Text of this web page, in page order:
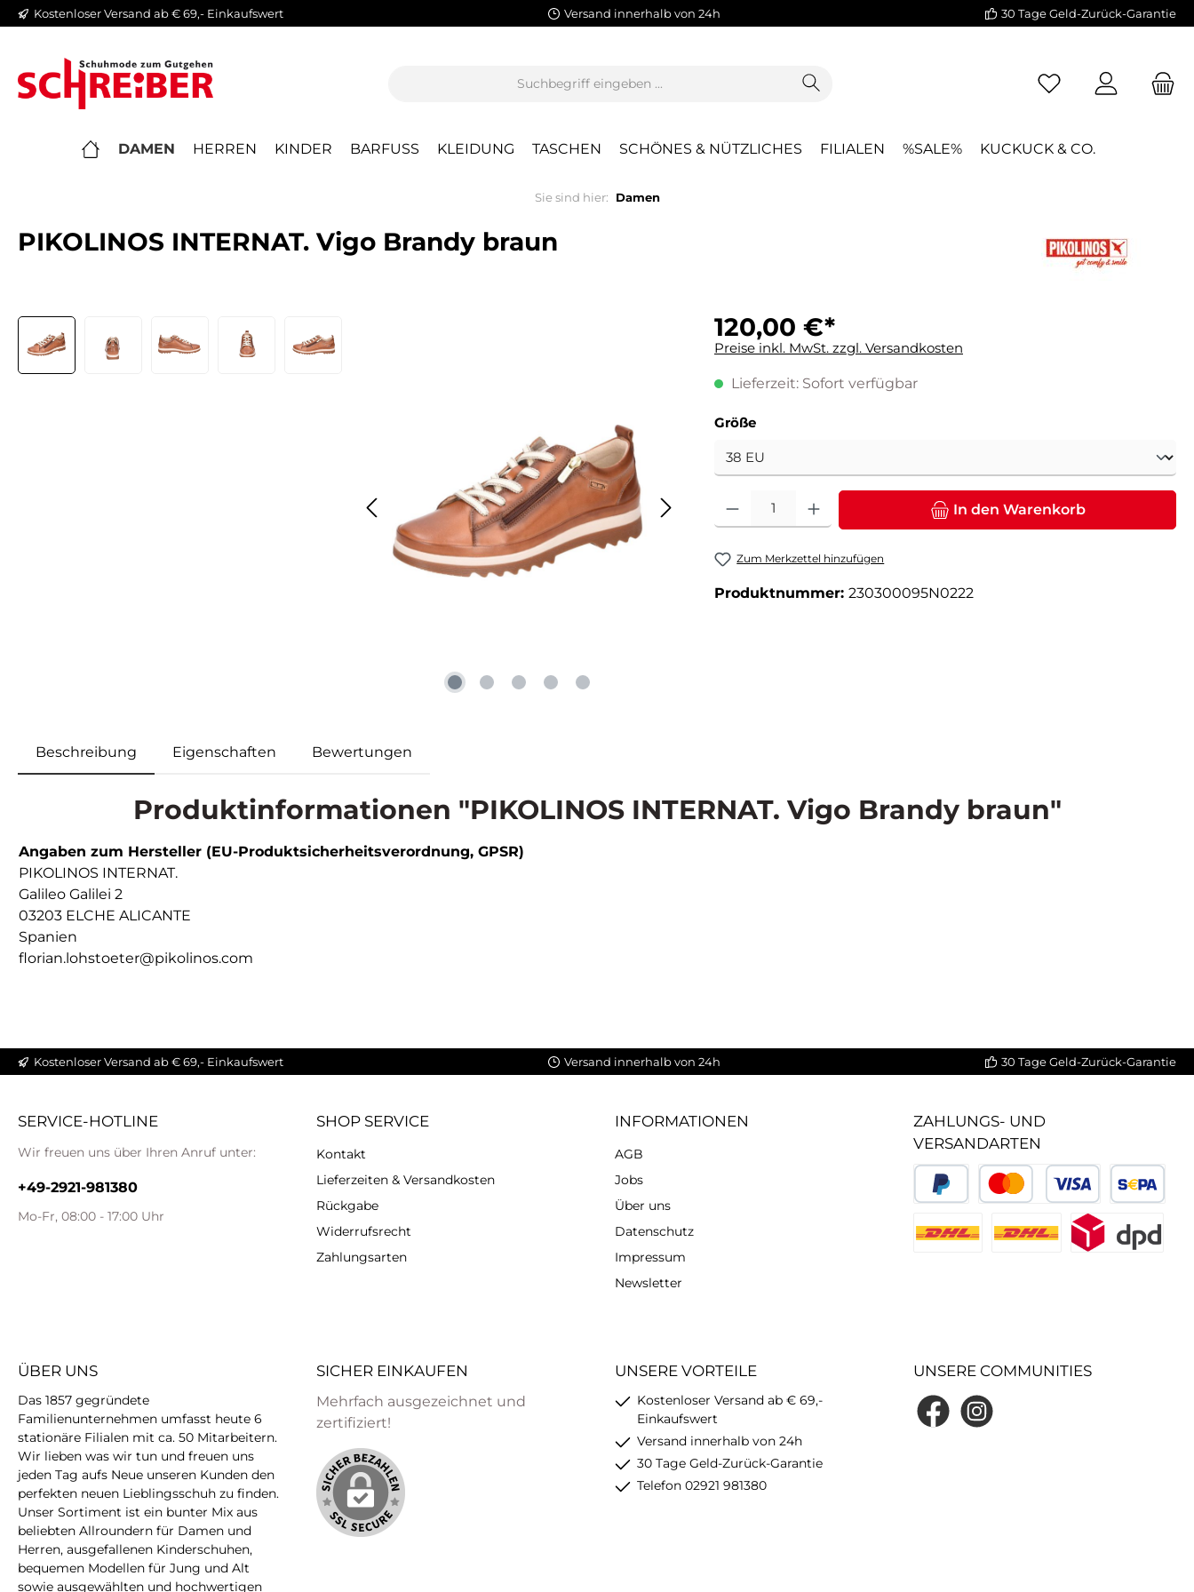
Zur Hauptnavigation springen
Kostenloser Versand ab € 69,- Einkaufswert Versand innerhalb von 24h 30 Tage Geld-Zurück-Garantie
DAMEN HERREN KINDER BARFUSS KLEIDUNG TASCHEN SCHÖNES & NÜTZLICHES FILIALEN %SALE% KUCKUCK & CO.
Sie sind hier: Damen
PIKOLINOS INTERNAT. Vigo Brandy braun
Bildergalerie überspringen 120,00 €*
Preise inkl. MwSt. zzgl. Versandkosten
Lieferzeit: Sofort verfügbar
Größeauswählen
Produkt Anzahl: Gib den gewünschten Wert ein oder benutze die Schaltflächen um die
In den Warenkorb
Zum Merkzettel hinzufügen
Produktnummer: 230300095N0222
Beschreibung Eigenschaften Bewertungen
Produktinformationen "PIKOLINOS INTERNAT. Vigo Brandy braun"
Angaben zum Hersteller (EU-Produktsicherheitsverordnung, GPSR)
PIKOLINOS INTERNAT.
Galileo Galilei 2
03203 ELCHE ALICANTE
Spanien
florian.lohstoeter@pikolinos.com
Kostenloser Versand ab € 69,- Einkaufswert Versand innerhalb von 24h 30 Tage Geld-Zurück-Garantie
SERVICE-HOTLINE
Wir freuen uns über Ihren Anruf unter:
+49-2921-981380
Mo-Fr, 08:00 - 17:00 Uhr
SHOP SERVICE
Kontakt
Lieferzeiten & Versandkosten
Rückgabe
Widerrufsrecht
Zahlungsarten
INFORMATIONEN
AGB
Jobs
Über uns
Datenschutz
Impressum
Newsletter
ZAHLUNGS- UND
VERSANDARTEN
ÜBER UNS
Das 1857 gegründete
Familienunternehmen umfasst heute 6
stationäre Filialen mit ca. 50 Mitarbeitern.
Wir lieben was wir tun und freuen uns
jeden Tag aufs Neue unseren Kunden den
perfekten neuen Lieblingsschuh zu finden.
Unser Sortiment ist ein bunter Mix aus
beliebten Allroundern für Damen und
Herren, ausgefallenen Kinderschuhen,
bequemen Modellen für Jung und Alt
sowie ausgewählten und hochwertigen
SICHER EINKAUFEN
Mehrfach ausgezeichnet und
zertifiziert!
UNSERE VORTEILE
Kostenloser Versand ab € 69,-
Einkaufswert
Versand innerhalb von 24h
30 Tage Geld-Zurück-Garantie
Telefon 02921 981380
UNSERE COMMUNITIES